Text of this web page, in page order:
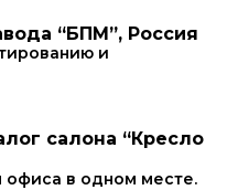
“БПМ”, Россия
и
салона “Кресло
в одном месте.